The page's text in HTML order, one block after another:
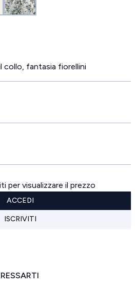
fantasia fiorellini
per visualizzare il prezzo
ACCEDI
ISCRIVITI